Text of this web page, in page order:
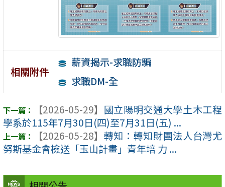
相關附件
薪資揭示-求職防騙
求職DM-全
【2026-05-29】 國立陽明交通大學土木工程
學系於115年7月30日(四)至7月31日(五) ...
【2026-05-28】 轉知：轉知財團法人台灣尤
努斯基金會檢送「玉山計畫」青年培 力 ...